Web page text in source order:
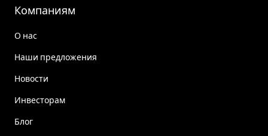
Компаниям
О нас
Наши предложения
Новости
Инвесторам
Блог